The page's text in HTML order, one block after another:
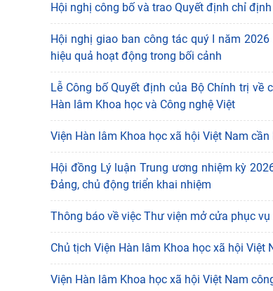
Hội nghị công bố và trao Quyết định chỉ
Hội nghị giao ban công tác quý I năm
hiệu quả hoạt động trong bối cảnh
Lễ Công bố Quyết định của Bộ Chính trị về
Hàn lâm Khoa học và Công nghệ Việt
Viện Hàn lâm Khoa học xã hội Việt Nam
Hội đồng Lý luận Trung ương nhiệm kỳ
Đảng, chủ động triển khai nhiệm
Thông báo về việc Thư viện mở cửa phục vụ
Chủ tịch Viện Hàn lâm Khoa học xã hội
Viện Hàn lâm Khoa học xã hội Việt Nam